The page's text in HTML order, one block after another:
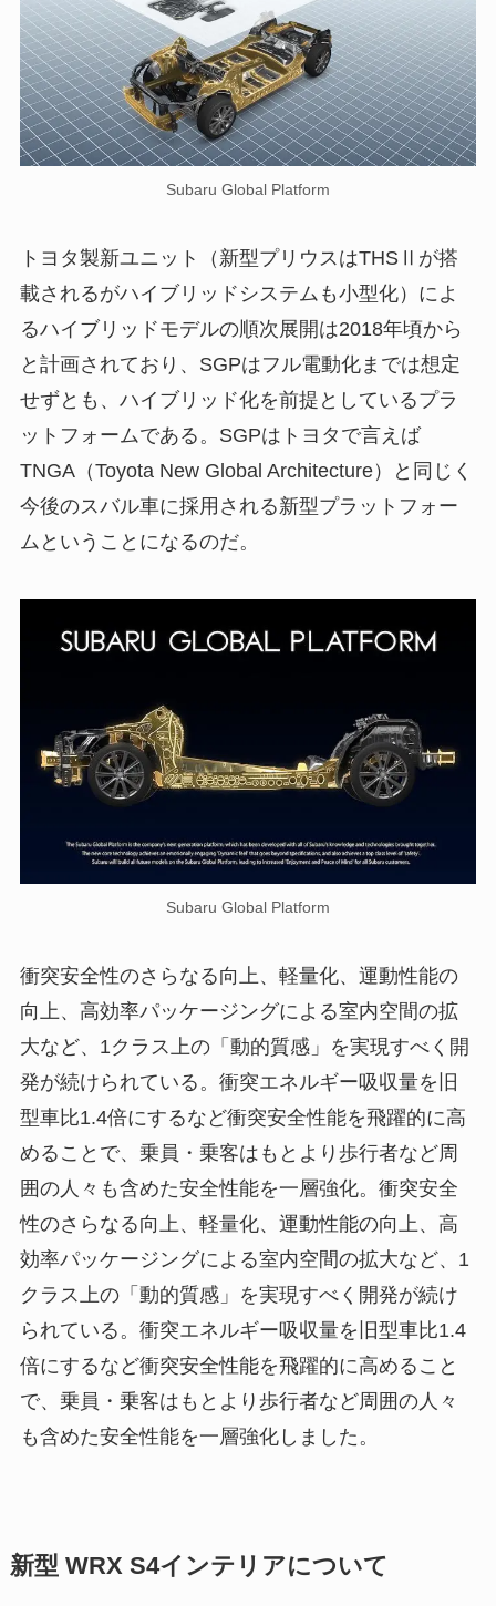
Subaru Global Platform
トヨタ製新ユニット（新型プリウスはTHSⅡが搭
載されるがハイブリッドシステムも小型化）によ
るハイブリッドモデルの順次展開は2018年頃から
と計画されており、SGPはフル電動化までは想定
せずとも、ハイブリッド化を前提としているプラ
ットフォームである。SGPはトヨタで言えば
TNGA（Toyota New Global Architecture）と同じく
今後のスバル車に採用される新型プラットフォー
ムということになるのだ。
Subaru Global Platform
衝突安全性のさらなる向上、軽量化、運動性能の
向上、高効率パッケージングによる室内空間の拡
大など、1クラス上の「動的質感」を実現すべく開
発が続けられている。衝突エネルギー吸収量を旧
型車比1.4倍にするなど衝突安全性能を飛躍的に高
めることで、乗員・乗客はもとより歩行者など周
囲の人々も含めた安全性能を一層強化。衝突安全
性のさらなる向上、軽量化、運動性能の向上、高
効率パッケージングによる室内空間の拡大など、1
クラス上の「動的質感」を実現すべく開発が続け
られている。衝突エネルギー吸収量を旧型車比1.4
倍にするなど衝突安全性能を飛躍的に高めること
で、乗員・乗客はもとより歩行者など周囲の人々
も含めた安全性能を一層強化しました。
新型 WRX S4インテリアについて